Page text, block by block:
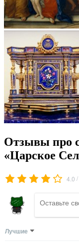
Отзывы про
«Царское
4.0 /
Лучшие